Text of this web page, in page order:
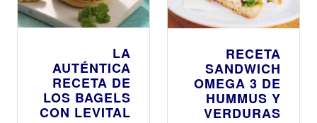
LA
AUTÉNTICA
RECETA DE
LOS BAGELS
CON LEVITAL
RECETA
SANDWICH
OMEGA 3 DE
HUMMUS Y
VERDURAS